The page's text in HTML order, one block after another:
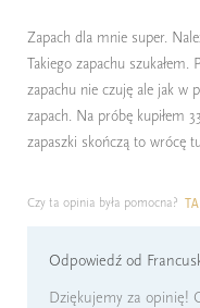
Zapach dla mnie super.
Takiego zapachu
zapachu nie czuję ale jak w
zapach. Na próbę kupiłem
zapaszki skończą to wrócę
Czy ta opinia była pomocna?
Odpowiedź od
Dziękujemy za opinię!